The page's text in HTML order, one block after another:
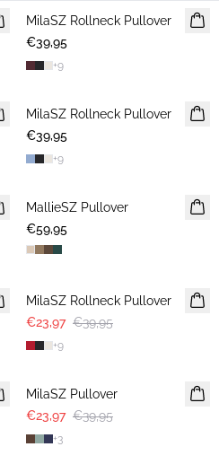
NEUHEIT
MilaSZ Rollneck Pullover
€39,95
+9
NEUHEIT
MilaSZ Rollneck Pullover
€39,95
+9
NEUHEIT
MallieSZ Pullover
€59,95
MilaSZ Rollneck Pullover
€23,97 €39,95
+9
MilaSZ Pullover
€23,97 €39,95
+3